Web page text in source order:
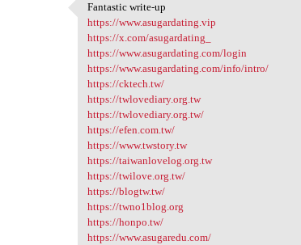
Fantastic write-up
Fantastic write-up
https://www.asugardating.vip
https://x.com/asugardating_
https://www.asugardating.com/login
https://www.asugardating.com/info/intro/
https://cktech.tw/
https://twlovediary.org.tw
https://twlovediary.org.tw/
https://efen.com.tw/
https://www.twstory.tw
https://taiwanlovelog.org.tw
https://twilove.org.tw/
https://blogtw.tw/
https://twno1blog.org
https://honpo.tw/
https://www.asugaredu.com/